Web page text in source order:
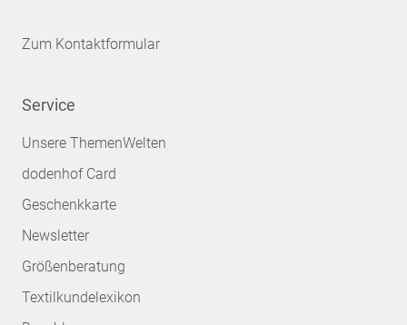
Zum Kontaktformular
Service
Unsere ThemenWelten
dodenhof Card
Geschenkkarte
Newsletter
Größenberatung
Textilkundelexikon